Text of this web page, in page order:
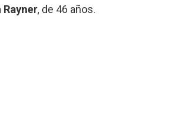
Rayner, de 46 años.